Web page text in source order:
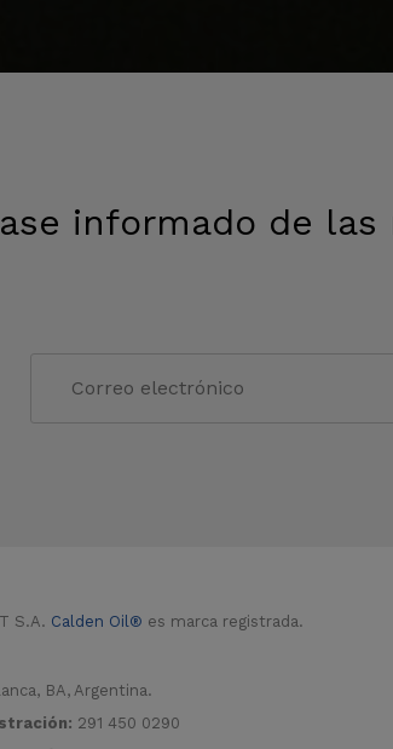
informado de
S.A. Calden Oil® es marca registrada.
BA, Argentina.
291 450 0290